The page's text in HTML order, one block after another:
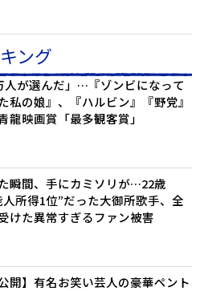
ング
人が選んだ」…『ゾンビになって
私の娘』、『ハルビン』『野党』
龍映画賞「最多観客賞」
瞬間、手にカミソリが…22歳
人所得1位”だった大御所歌手、全
けた異常すぎるファン被害
開】有名お笑い芸人の豪華ペント